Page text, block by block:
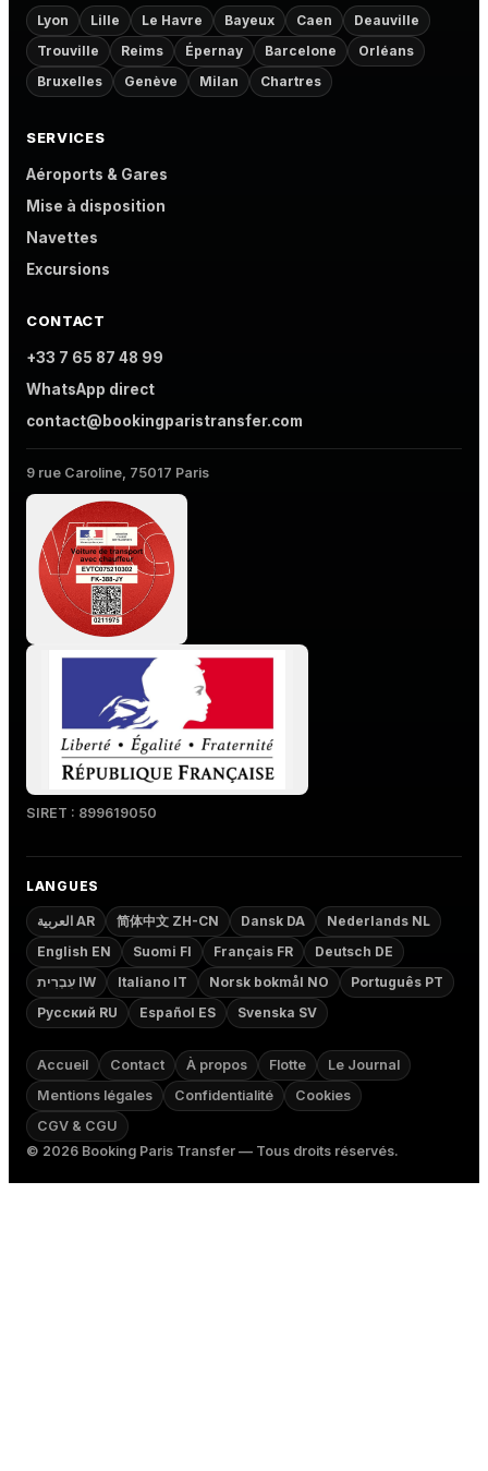
Lyon Lille Le Havre Bayeux Caen
Deauville
Trouville
Reims Épernay Barcelone
Orléans
Bruxelles
Genève Milan Chartres
SERVICES
Aéroports & Gares
Mise à disposition
Navettes
Excursions
CONTACT
+33 7 65 87 48 99
WhatsApp direct
contact@bookingparistransfer.com
9 rue Caroline, 75017 Paris
SIRET : 899619050
LANGUES
العربية AR 简体中文 ZH-CN Dansk DA
Nederlands NL
English EN
Suomi FI Français FR
Deutsch DE
עִבְרִית IW
Italiano IT Norsk bokmål NO
Português PT
Русский RU
Español ES Svenska SV
Accueil Contact À propos Flotte
Le Journal
Mentions légales
Confidentialité
Cookies
CGV & CGU
© 2026 Booking Paris Transfer — Tous droits réservés.